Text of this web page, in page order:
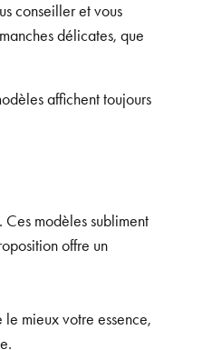
conseiller et vous
délicates, que
affichent toujours
modèles subliment
offre un
mieux votre essence,